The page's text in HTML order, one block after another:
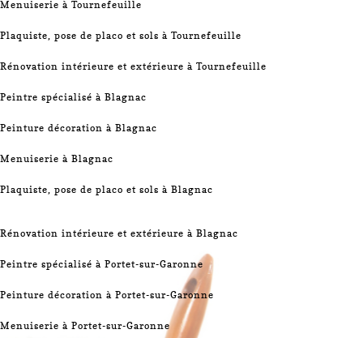
Menuiserie à Tournefeuille
Plaquiste, pose de placo et sols à Tournefeuille
Rénovation intérieure et extérieure à Tournefeuille
Peintre spécialisé à Blagnac
Peinture décoration à Blagnac
Menuiserie à Blagnac
Plaquiste, pose de placo et sols à Blagnac
Rénovation intérieure et extérieure à Blagnac
Peintre spécialisé à Portet-sur-Garonne
Peinture décoration à Portet-sur-Garonne
Menuiserie à Portet-sur-Garonne